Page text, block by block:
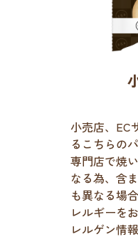
小売店、EC
るこちらの
専門店で焼
なる為、含
も異なる場
レルギーを
レルゲン情